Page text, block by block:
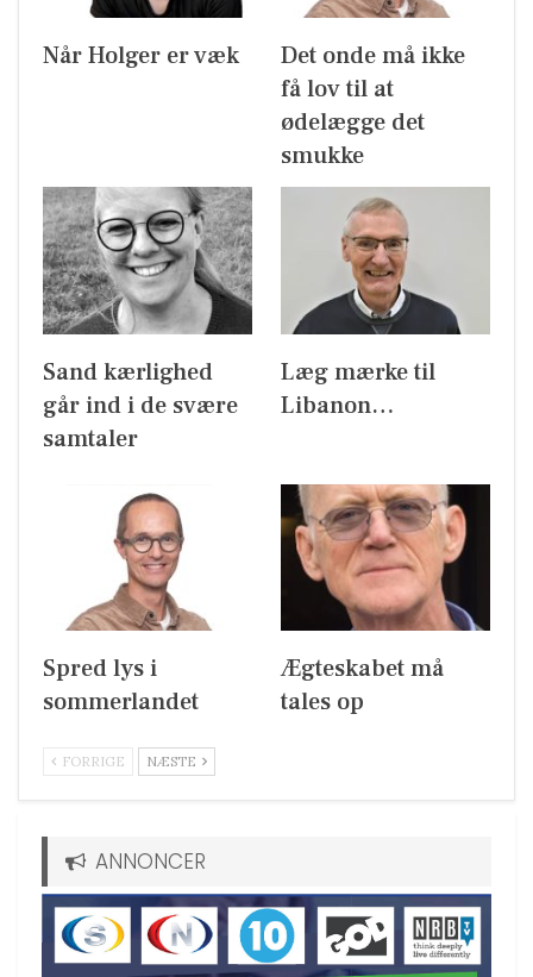
Når Holger er væk
Det onde må ikke
få lov til at
ødelægge det
smukke
Sand kærlighed
går ind i de svære
samtaler
Læg mærke til
Libanon…
Spred lys i
sommerlandet
Ægteskabet må
tales op
FORRIGE NÆSTE
ANNONCER